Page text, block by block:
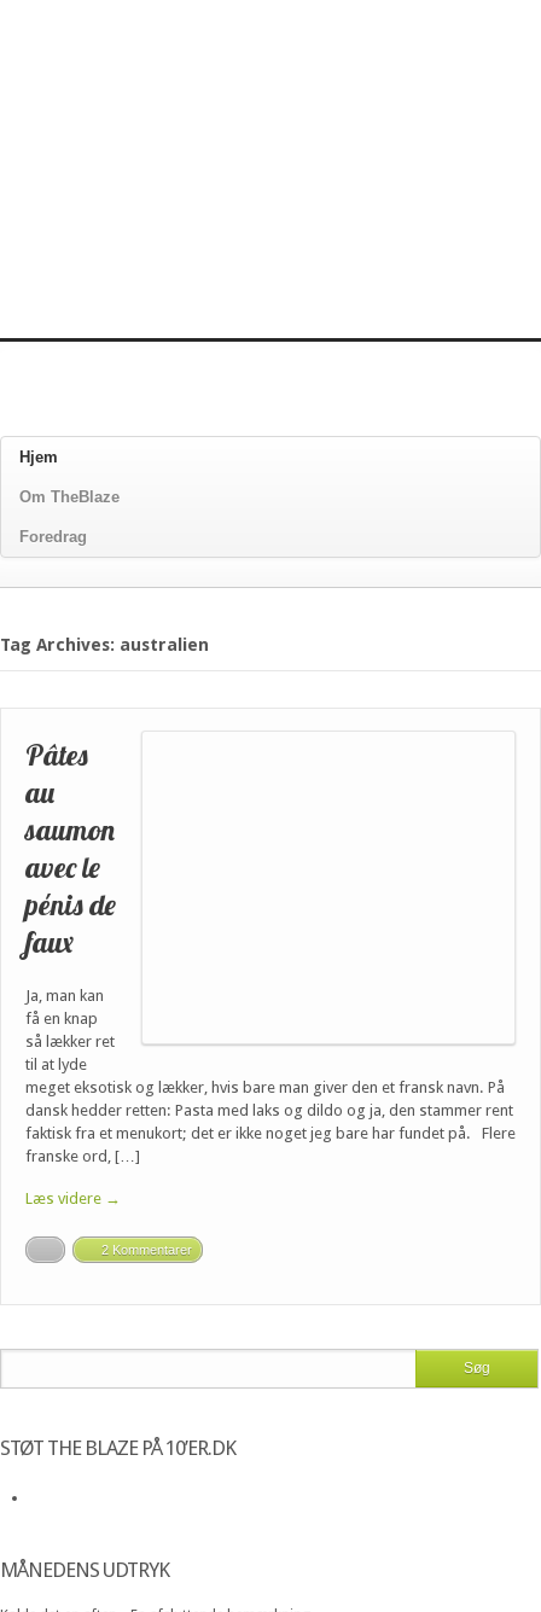
Hjem
Om TheBlaze
Foredrag
Tag Archives: australien
Pâtes
au
saumon
avec le
pénis de
faux
Ja, man kan
få en knap
så lækker ret
til at lyde
meget eksotisk og lækker, hvis bare man giver den et fransk navn. På
dansk hedder retten: Pasta med laks og dildo og ja, den stammer rent
faktisk fra et menukort; det er ikke noget jeg bare har fundet på. Flere
franske ord, […]
Læs videre →
2 Kommentarer
STØT THE BLAZE PÅ 10’ER.DK
MÅNEDENS UDTRYK